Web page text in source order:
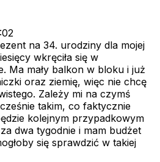
na 34. urodziny dla mojej
wkręciła się w
Ma mały balkon w bloku i już
oraz ziemię, więc nie chcę
Zależy mi na czymś
takim, co faktycznie
kolejnym przypadkowym
dwa tygodnie i mam budżet
się sprawdzić w takiej